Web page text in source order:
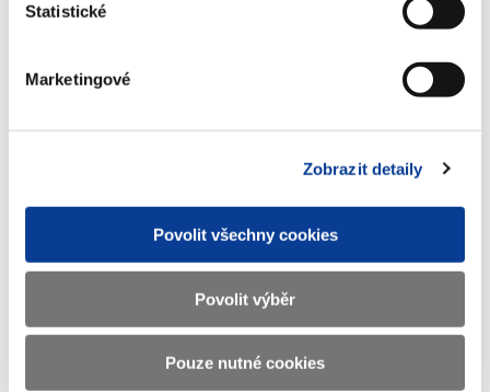
Statistické
Marketingové
Zobrazit detaily
Povolit všechny cookies
Povolit výběr
Pouze nutné cookies
Stáhnout vše
Zobrazeno145 × Doporučeno460 ×
Ministerstvo financí ČR